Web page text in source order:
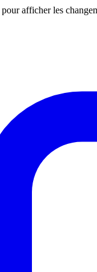
pour afficher les